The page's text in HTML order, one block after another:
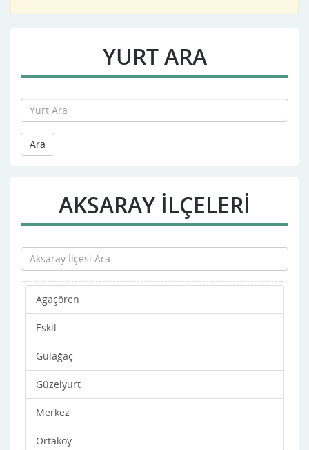
YURT ARA
Ara
AKSARAY İLÇELERİ
Agaçören
Eskil
Gülağaç
Güzelyurt
Merkez
Ortaköy